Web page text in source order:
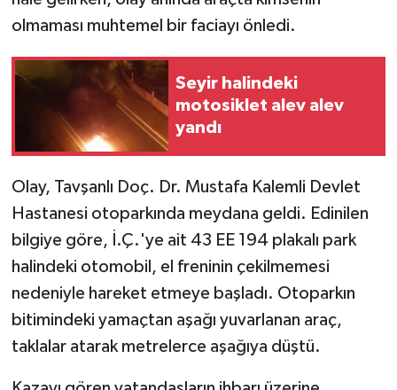
olmaması muhtemel bir faciayı önledi.
Seyir halindeki
motosiklet alev alev
yandı
Olay, Tavşanlı Doç. Dr. Mustafa Kalemli Devlet
Hastanesi otoparkında meydana geldi. Edinilen
bilgiye göre, İ.Ç.'ye ait 43 EE 194 plakalı park
halindeki otomobil, el freninin çekilmemesi
nedeniyle hareket etmeye başladı. Otoparkın
bitimindeki yamaçtan aşağı yuvarlanan araç,
taklalar atarak metrelerce aşağıya düştü.